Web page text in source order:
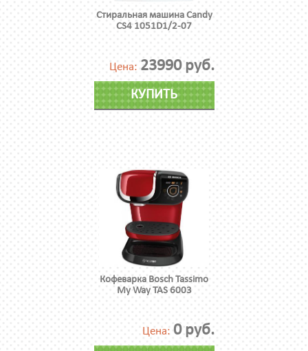
Стиральная машина Candy
CS4 1051D1/2-07
Цена: 23990 руб.
КУПИТЬ
Кофеварка Bosch Tassimo
My Way TAS 6003
Цена: 0 руб.